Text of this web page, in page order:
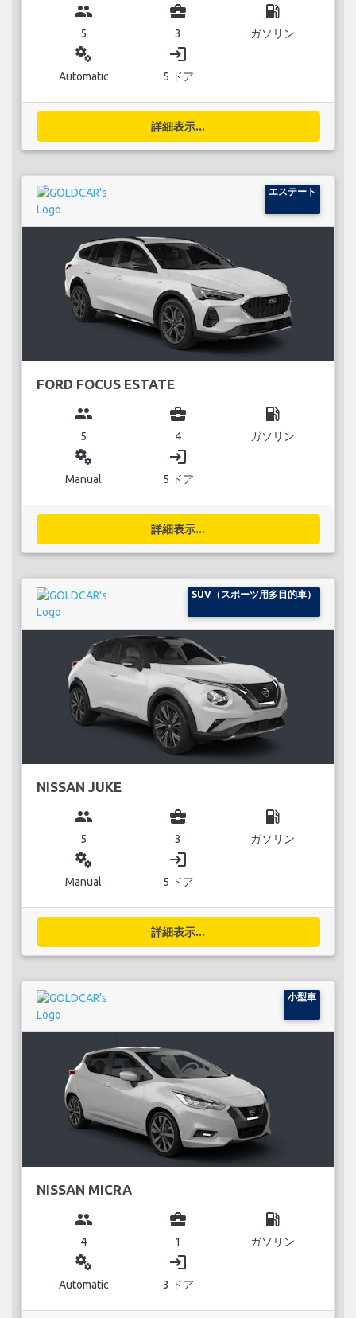
group
5
business_center
3
local_gas_station
ガソリン
miscellaneous_services
Automatic
login
5 ドア
詳細表示...
エステート
FORD FOCUS ESTATE
group
5
business_center
4
local_gas_station
ガソリン
miscellaneous_services
Manual
login
5 ドア
詳細表示...
SUV（スポーツ用多目的車）
NISSAN JUKE
group
5
business_center
3
local_gas_station
ガソリン
miscellaneous_services
Manual
login
5 ドア
詳細表示...
小型車
NISSAN MICRA
group
4
business_center
1
local_gas_station
ガソリン
miscellaneous_services
Automatic
login
3 ドア